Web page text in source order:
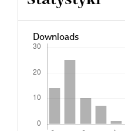
Downloads